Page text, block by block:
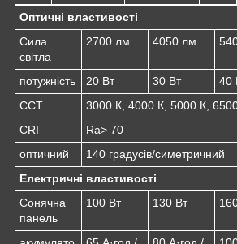
Оптичні властивості
Сила
світла
2700 лм 4050 лм
потужність 20 Вт 30 Вт 40
CCT
3000 К, 4000 К, 5000 К,
CRI
Ra> 70
оптичний
140 градусів/симетричний
Електричні властивості
Сонячна
панель
100 Вт 130 Вт